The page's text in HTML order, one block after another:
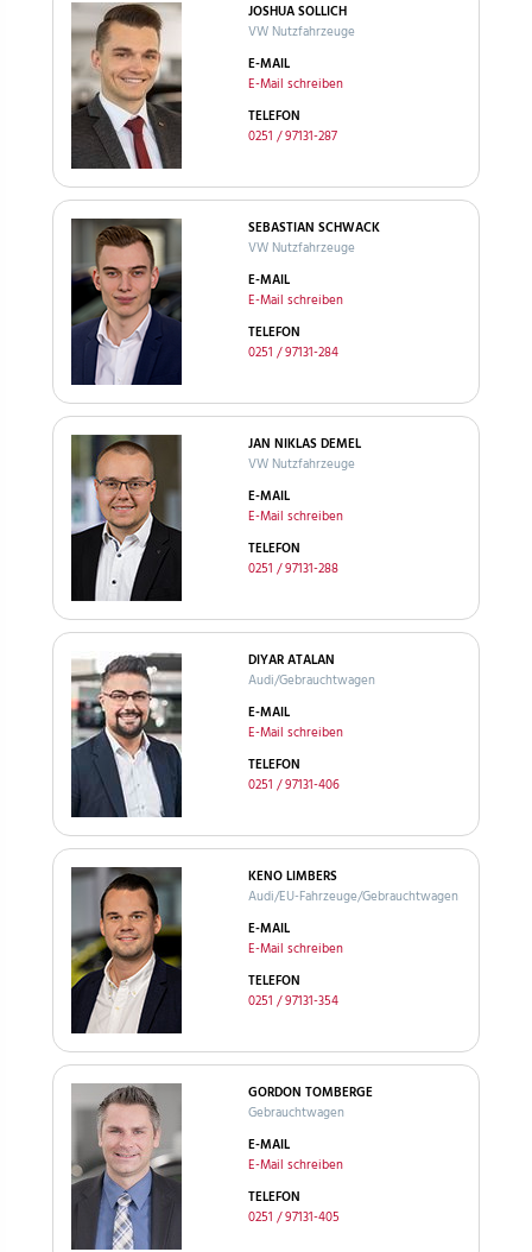
JOSHUA SOLLICH
VW Nutzfahrzeuge
E-MAIL
E-Mail schreiben
TELEFON
0251 / 97131-287
SEBASTIAN SCHWACK
VW Nutzfahrzeuge
E-MAIL
E-Mail schreiben
TELEFON
0251 / 97131-284
JAN NIKLAS DEMEL
VW Nutzfahrzeuge
E-MAIL
E-Mail schreiben
TELEFON
0251 / 97131-288
DIYAR ATALAN
Audi/Gebrauchtwagen
E-MAIL
E-Mail schreiben
TELEFON
0251 / 97131-406
KENO LIMBERS
Audi/EU-Fahrzeuge/Gebrauchtwagen
E-MAIL
E-Mail schreiben
TELEFON
0251 / 97131-354
GORDON TOMBERGE
Gebrauchtwagen
E-MAIL
E-Mail schreiben
TELEFON
0251 / 97131-405